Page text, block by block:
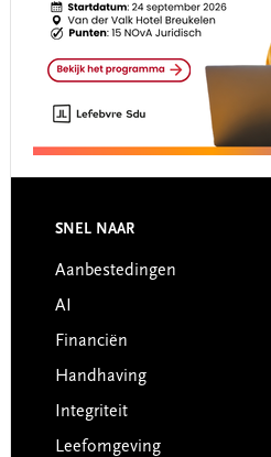
Footer
SNEL NAAR
Aanbestedingen
AI
Financiën
Handhaving
Integriteit
Leefomgeving